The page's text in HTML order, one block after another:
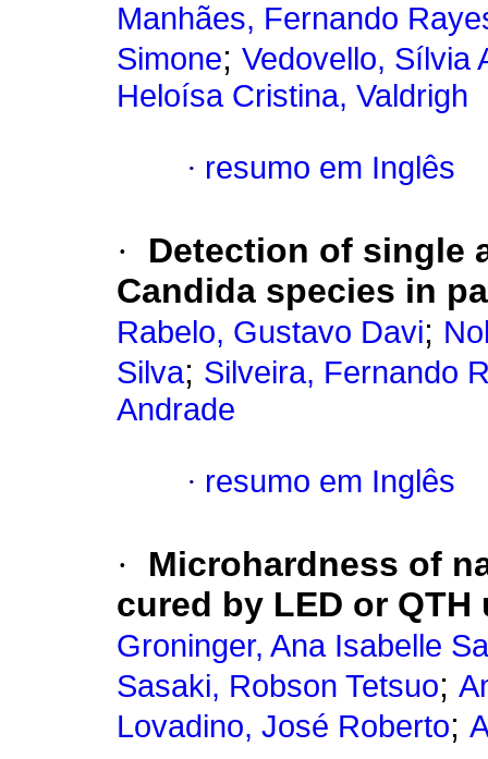
Manhães, Fernando
Simone; Vedovello, Sílvia
Heloísa Cristina, Valdrigh
· resumo em Inglês
·
Detection of single
Candida species in
Rabelo, Gustavo Davi;
Silva; Silveira, Fernando
Andrade
· resumo em Inglês
·
Microhardness of
cured by LED or
Groninger, Ana Isabelle
Sasaki, Robson Tetsuo;
Lovadino, José Roberto;